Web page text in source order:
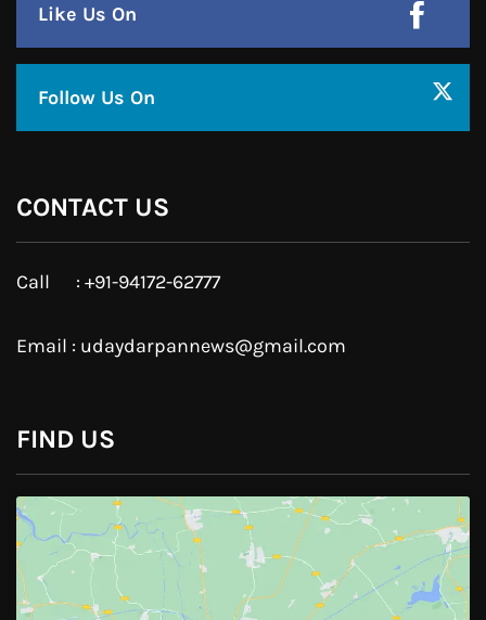
Like Us On
Follow Us On
CONTACT US
Call : +91-94172-62777
Email : udaydarpannews@gmail.com
FIND US